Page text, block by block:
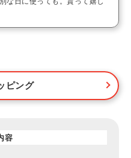
ピング
容